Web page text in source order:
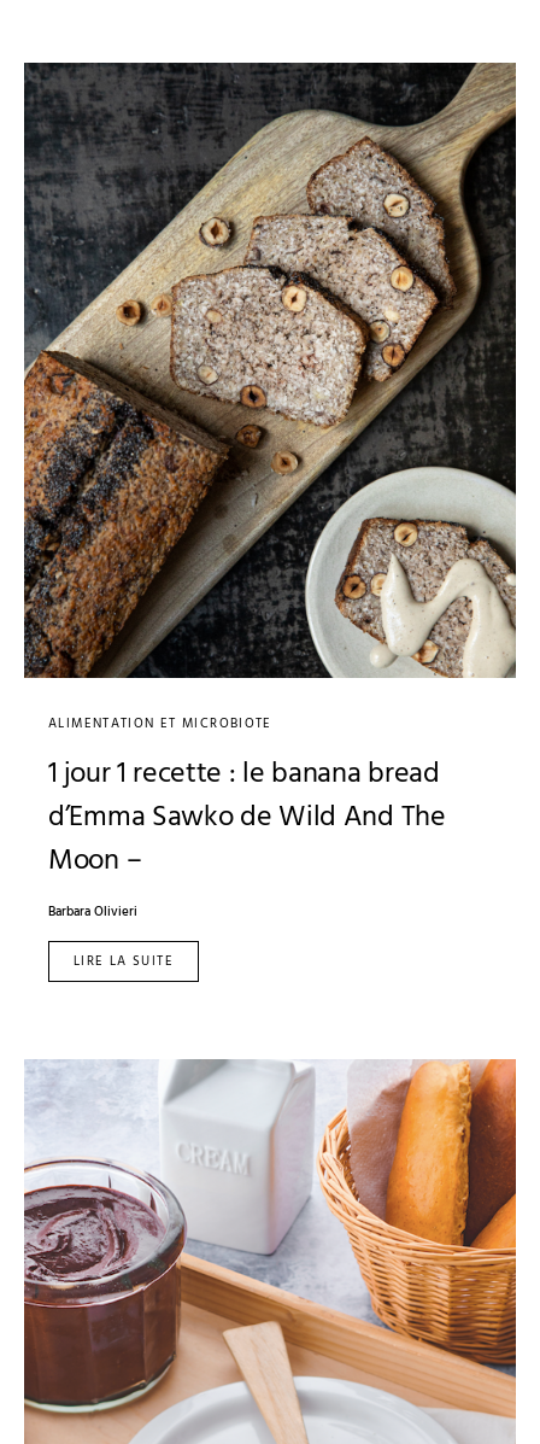
ALIMENTATION ET MICROBIOTE
1 jour 1 recette : le banana bread
d’Emma Sawko de Wild And The
Moon –
Barbara Olivieri
LIRE LA SUITE